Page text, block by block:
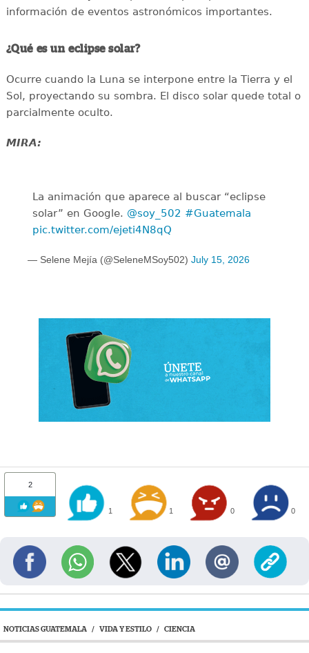
información de eventos astronómicos importantes.
¿Qué es un eclipse solar?
Ocurre cuando la Luna se interpone entre la Tierra y el
Sol, proyectando su sombra. El disco solar quede total o
parcialmente oculto.
MIRA:
La animación que aparece al buscar “eclipse
solar” en Google. @soy_502 #Guatemala
pic.twitter.com/ejeti4N8qQ
— Selene Mejía (@SeleneMSoy502) July 15, 2026
2
1 1 0 0
NOTICIAS GUATEMALA / VIDA Y ESTILO / CIENCIA